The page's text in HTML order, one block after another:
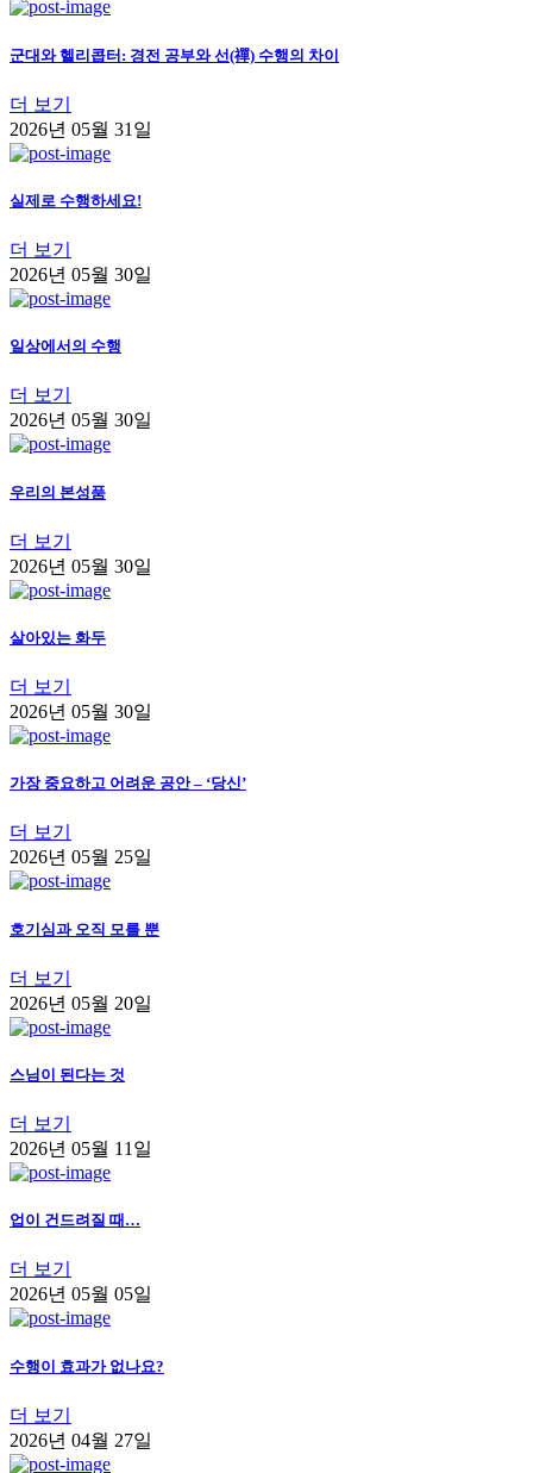
군대와 헬리콥터: 경전 공부와 선(禪) 수행의 차이
더 보기
2026년 05월 31일
실제로 수행하세요!
더 보기
2026년 05월 30일
일상에서의 수행
더 보기
2026년 05월 30일
우리의 본성품
더 보기
2026년 05월 30일
살아있는 화두
더 보기
2026년 05월 30일
가장 중요하고 어려운 공안 – ‘당신’
더 보기
2026년 05월 25일
호기심과 오직 모를 뿐
더 보기
2026년 05월 20일
스님이 된다는 것
더 보기
2026년 05월 11일
업이 건드려질 때…
더 보기
2026년 05월 05일
수행이 효과가 없나요?
더 보기
2026년 04월 27일